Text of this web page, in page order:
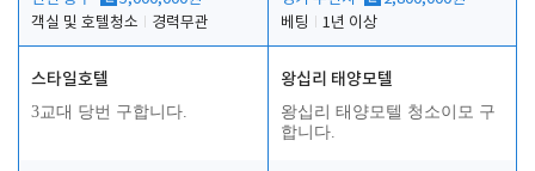
객실 및 호텔청소
경력무관
베팅
1년 이상
스타일호텔
3교대 당번 구합니다.
왕십리 태양모텔
왕십리 태양모텔 청소이모 구
합니다.